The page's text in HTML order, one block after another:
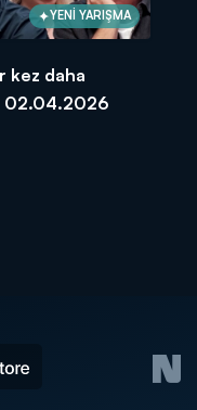
YENİ YARIŞMA
kez daha
02.04.2026